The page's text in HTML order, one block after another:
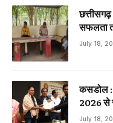
छत्तीसगढ़
सफलता
July 18,
कसडोल :
2026 से
July 18,